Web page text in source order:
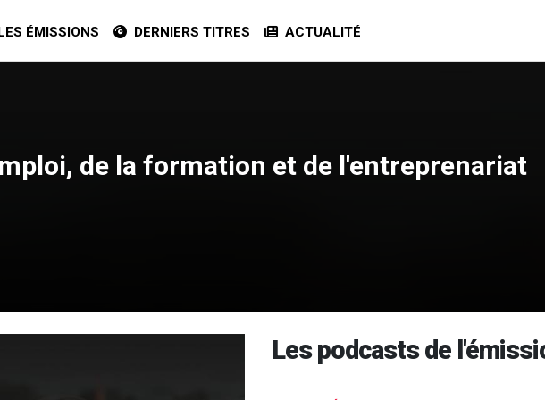
ÉMISSIONS DERNIERS TITRES ACTUALITÉ
de la formation et de l'entreprenariat
Les podcasts de